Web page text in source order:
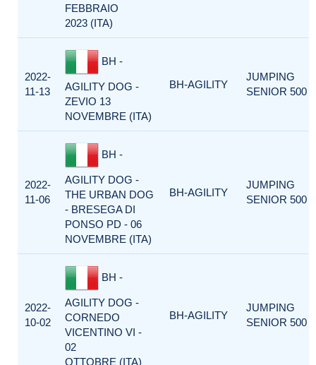
FEBBRAIO
2023 (ITA)
2022-
11-13
BH -
AGILITY DOG -
ZEVIO 13
NOVEMBRE (ITA)
BH-AGILITY
JUMPING
SENIOR 500
2022-
11-06
BH -
AGILITY DOG -
THE URBAN DOG
- BRESEGA DI
PONSO PD - 06
NOVEMBRE (ITA)
BH-AGILITY
JUMPING
SENIOR 500
2022-
10-02
BH -
AGILITY DOG -
CORNEDO
VICENTINO VI -
02
OTTOBRE (ITA)
BH-AGILITY
JUMPING
SENIOR 500